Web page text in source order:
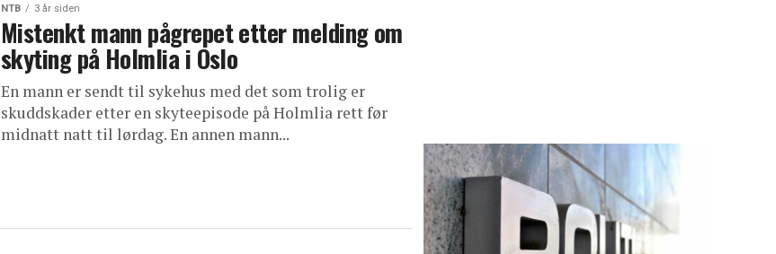
NTB 3 år siden
Mistenkt mann pågrepet etter melding om
skyting på Holmlia i Oslo
En mann er sendt til sykehus med det som trolig er
skuddskader etter en skyteepisode på Holmlia rett før
midnatt natt til lørdag. En annen mann...